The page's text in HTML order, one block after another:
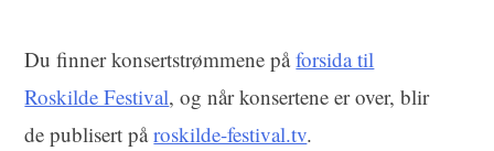
Du finner konsertstrømmene påforsida til
Roskilde Festival, og når konsertene er over, blir
de publisert påroskilde-festival.tv.